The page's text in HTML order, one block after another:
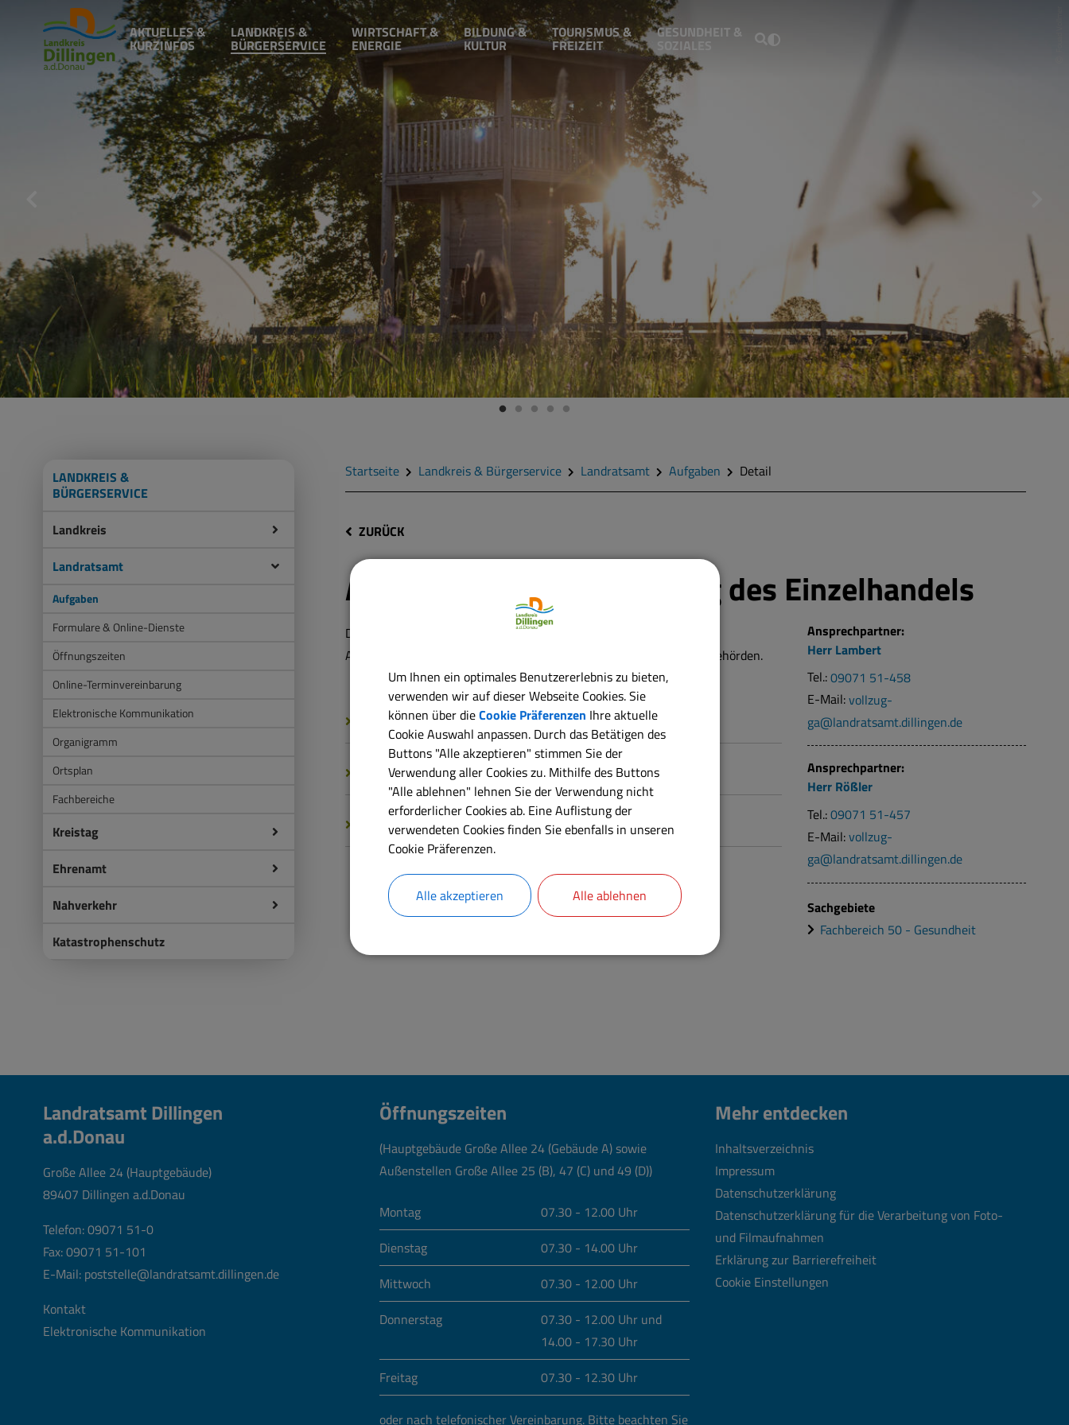
AKTUELLES &
KURZINFOS
LANDKREIS &
BÜRGERSERVICE
WIRTSCHAFT &
ENERGIE
BILDUNG &
KULTUR
TOURISMUS &
FREIZEIT
GESUNDHEIT &
SOZIALES
LANDKREIS &
BÜRGERSERVICE
Landkreis
Landratsamt
Aufgaben
Formulare & Online-Dienste
Öffnungszeiten
Online-Terminvereinbarung
Elektronische Kommunikation
Organigramm
Ortsplan
Fachbereiche
Kreistag
Ehrenamt
Nahverkehr
Katastrophenschutz
Startseite Landkreis & Bürgerservice Landratsamt Aufgaben Detail
ZURÜCK
Arzneimittel; Überwachung des Einzelhandels
Die Überwachung des Einzelhandels mit Arzneimitteln außerhalb von
Apotheken oder im Reisegewerbe ist Aufgabe der Kreisverwaltungsbehörden.
Langbeschreibung
Rechtsgrundlagen
Verantwortliche Behörde
Ansprechpartner:
Herr Lambert
Tel.:09071 51-458
E-Mail:vollzug-
ga@landratsamt.dillingen.de
Ansprechpartner:
Herr Rößler
Tel.:09071 51-457
E-Mail:vollzug-
ga@landratsamt.dillingen.de
Sachgebiete
Fachbereich 50 - Gesundheit
Landratsamt Dillingen
a.d.Donau
Große Allee 24 (Hauptgebäude)
89407 Dillingen a.d.Donau
Telefon:09071 51-0
Fax: 09071 51-101
E-Mail: poststelle@landratsamt.dillingen.de
Kontakt
Elektronische Kommunikation
Öffnungszeiten
(Hauptgebäude Große Allee 24 (Gebäude A) sowie
Außenstellen Große Allee 25 (B), 47 (C) und 49 (D))
Montag
07.30 - 12.00 Uhr
Dienstag
07.30 - 14.00 Uhr
Mittwoch
07.30 - 12.00 Uhr
Donnerstag
07.30 - 12.00 Uhr und
14.00 - 17.30 Uhr
Freitag
07.30 - 12.30 Uhr
oder nach telefonischer Vereinbarung. Bitte beachten Sie
Mehr entdecken
Inhaltsverzeichnis
Impressum
Datenschutzerklärung
Datenschutzerklärung für die Verarbeitung von Foto-
und Filmaufnahmen
Erklärung zur Barrierefreiheit
Cookie Einstellungen
Um Ihnen ein optimales Benutzererlebnis zu bieten,
verwenden wir auf dieser Webseite Cookies. Sie
können über dieCookie Präferenzen Ihre aktuelle
Cookie Auswahl anpassen. Durch das Betätigen des
Buttons "Alle akzeptieren" stimmen Sie der
Verwendung aller Cookies zu. Mithilfe des Buttons
"Alle ablehnen" lehnen Sie der Verwendung nicht
erforderlicher Cookies ab. Eine Auflistung der
verwendeten Cookies finden Sie ebenfalls in unseren
Cookie Präferenzen.
Alle akzeptieren Alle ablehnen